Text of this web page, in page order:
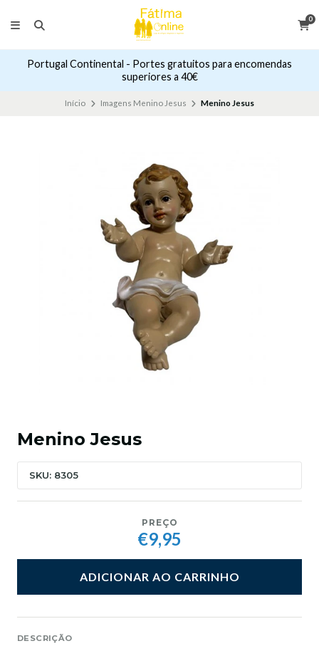
0
Portugal Continental - Portes gratuitos para encomendas
superiores a 40€
Início Imagens Menino Jesus Menino Jesus
Menino Jesus
SKU: 8305
PREÇO
€9,95
ADICIONAR AO CARRINHO
DESCRIÇÃO